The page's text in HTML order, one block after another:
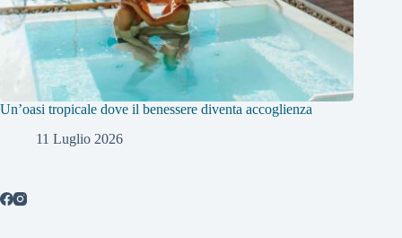
Un’oasi tropicale dove il benessere diventa accoglienza
11 Luglio 2026